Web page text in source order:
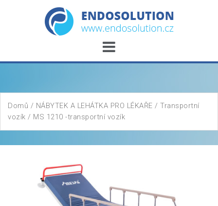
Domů / NÁBYTEK A LEHÁTKA PRO LÉKAŘE / Transportní
vozík / MS 1210 -transportní vozík